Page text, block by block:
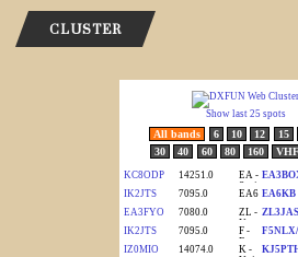
CLUSTER